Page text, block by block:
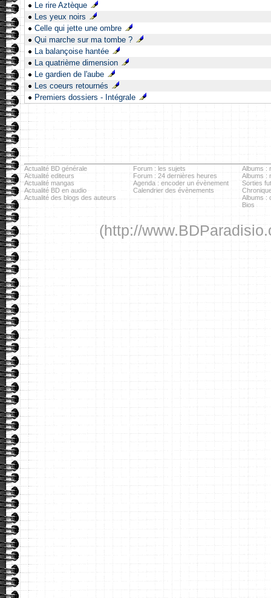
Le rire Aztèque
Les yeux noirs
Celle qui jette une ombre
Qui marche sur ma tombe ?
La balançoise hantée
La quatrième dimension
Le gardien de l'aube
Les coeurs retournés
Premiers dossiers - Intégrale
Actualité BD générale
Actualité editeurs
Actualité mangas
Actualité BD en audio
Actualité des blogs des auteurs
Forum : les sujets
Forum : 24 dernières heures
Agenda : encoder un évènement
Calendrier des évènements
Albums :
Albums :
Sorties
Albums :
Bios
(http://